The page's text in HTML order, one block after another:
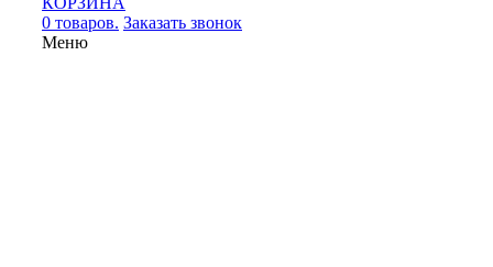
0 товаров. Заказать звонок
Меню